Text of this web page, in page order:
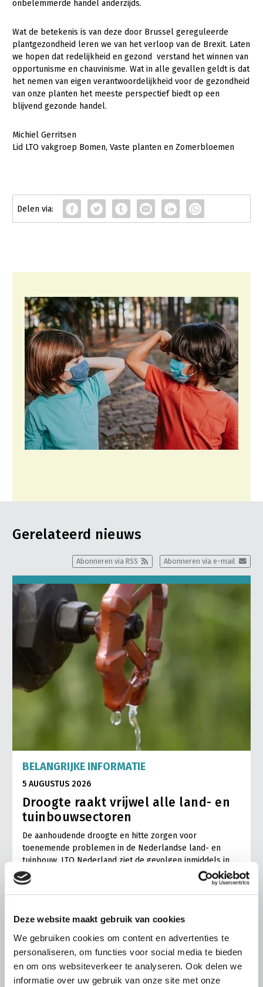
Deze website maakt gebruik van cookies
We gebruiken cookies om content en advertenties te
personaliseren, om functies voor social media te bieden
en om ons websiteverkeer te analyseren. Ook delen we
informatie over uw gebruik van onze site met onze
Schapenhouderij
Varkenshouderij
Vleesveehouderij
Paddenstoelen
Vollegrondsgroente
Webinars
Over LTO
LTO Nederland
Mensen
Bestuur en Directie
Vakgroepbestuurders
Jaarverslag 2023
Pers
onbelemmerde handel anderzijds.
Wat de betekenis is van deze door Brussel gereguleerde
plantgezondheid leren we van het verloop van de Brexit. Laten
we hopen dat redelijkheid en gezond verstand het winnen van
opportunisme en chauvinisme. Wat in alle gevallen geldt is dat
het nemen van eigen verantwoordelijkheid voor de gezondheid
van onze planten het meeste perspectief biedt op een
blijvend gezonde handel.
Michiel Gerritsen
Lid LTO vakgroep Bomen, Vaste planten en Zomerbloemen
Gerelateerd nieuws
Abonneren via e-mail
Abonneren via RSS
BELANGRIJKE INFORMATIE
5 AUGUSTUS 2026
Droogte raakt vrijwel alle land- en
tuinbouwsectoren
De aanhoudende droogte en hitte zorgen voor
toenemende problemen in de Nederlandse land- en
tuinbouw. LTO Nederland ziet de gevolgen inmiddels in
vrijwel alle sectoren terug.
Lees meer